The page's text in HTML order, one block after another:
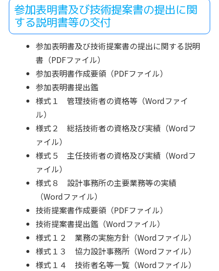
参加表明書及び技術提案書の提出に関
する説明書等の交付
参加表明書及び技術提案書の提出に関する説明
書（PDFファイル）
参加表明書作成要領（PDFファイル）
参加表明書提出鑑
様式１ 管理技術者の資格等（Wordファイ
ル）
様式２ 総括技術者の資格及び実績（Wordフ
ァイル）
様式５ 主任技術者の資格及び実績（Wordフ
ァイル）
様式８ 設計事務所の主要業務等の実績
（Wordファイル）
技術提案書作成要領（PDFファイル）
技術提案書提出鑑（Wordファイル）
様式１２ 業務の実施方針（Wordファイル）
様式１３ 協力設計事務所（Wordファイル）
様式１４ 技術者名等一覧（Wordファイル）